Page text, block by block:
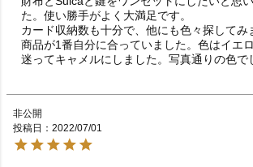
た。使い勝手がよく大満足です。
カード収納数も十分で、他にも色々探してみ
商品が1番自分に合っていました。色はイエ
迷ってキャメルにしました。写真通りの色で
非公開
投稿日
2022/07/01